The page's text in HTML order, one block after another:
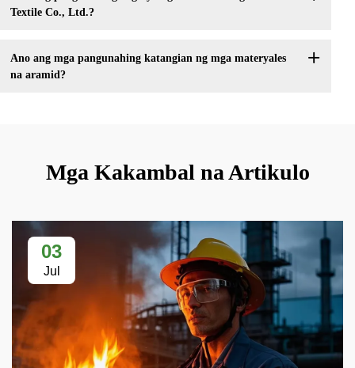
Textile Co., Ltd.?
Ano ang mga pangunahing katangian ng mga materyales
na aramid?
Mga Kakambal na Artikulo
03
Jul